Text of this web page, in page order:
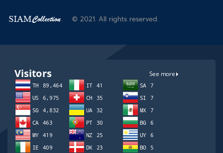
© 2021. All rights reserved.